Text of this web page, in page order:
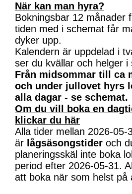
När kan man hyra?
Bokningsbar 12 månader
tiden med i schemat får
dyker upp.
Kalendern är uppdelad i
ser du kvällar och helger i
Från midsommar till ca
och under jullovet hyrs
alla dagar - se schemat.
Om du vill boka en
klickar du här
Alla tider mellan 2026-05-
är lågsäsongstider och
planeringsskäl inte boka
period efter 2026-05-31.
att boka när som helst på